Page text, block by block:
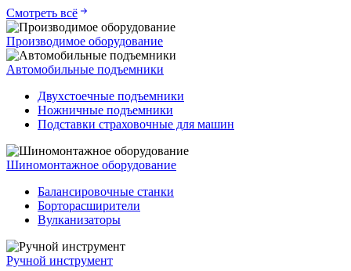
Смотреть всё
Производимое оборудование
Автомобильные подъемники
Двухстоечные подъемники
Ножничные подъемники
Подставки страховочные для машин
Шиномонтажное оборудование
Балансировочные станки
Борторасширители
Вулканизаторы
Ручной инструмент